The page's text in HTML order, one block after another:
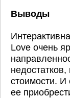
Выводы
Love очень
стоимости. И
ее